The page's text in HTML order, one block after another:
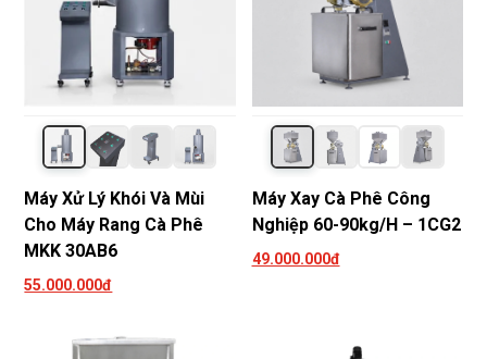
Máy Xử Lý Khói Và Mùi
Cho Máy Rang Cà Phê
MKK 30AB6
55.000.000đ
Máy Xay Cà Phê Công
Nghiệp 60-90kg/h – 1CG2
49.000.000đ